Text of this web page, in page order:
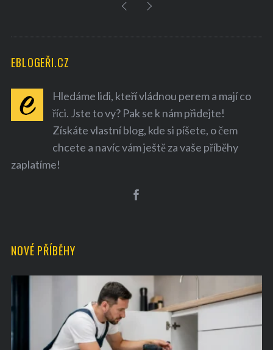
EBLOGEŘI.CZ
Hledáme lidi, kteří vládnou perem a mají co
říci. Jste to vy? Pak se k nám přidejte!
Získáte vlastní blog, kde si píšete, o čem
chcete a navíc vám ještě za vaše příběhy
zaplatíme!
NOVÉ PŘÍBĚHY